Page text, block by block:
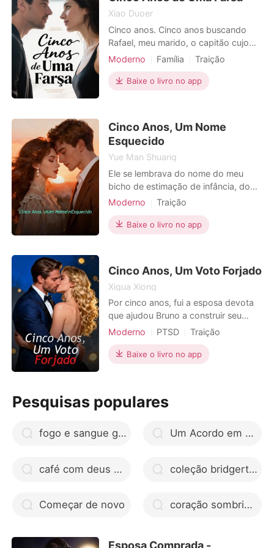
de seu notebook: "Você está convid
Xiao Duoer
Cinco anos. Cinco anos buscando
Rafael, meu marido, o capitão cujo
navio desapareceu no mar sem
último pedaço da minha família, e me
endividei até a alma por essa busca.
centavo por um envelope
Moderno Família
Traição
Vingança
Divórcio
Baixe o livro no app
Cinco Anos, Um Nome
Esquecido
Yue Man Shuang
Ele se lembrava do nome do meu
bicho de estimação de infância, do
nosso primeiro encontro e da minha
anos, Breno não conseguiu se
lembrar que eu era alérgica a
quão pouco de mim realmente existi
Moderno
Traição
Triangulo amoroso
Crescimento pessoal
Baixe o livro no app
Cinco Anos, Um Voto Forjado
Xigua Xiong
Por cinco anos, fui a esposa devota
que ajudou Bruno a construir seu
império de tecnologia. Mas no
Cristal, retornou com uma lesão
fingida, ele entregou a ela o colar de
a uma tempestade torrencial.
Moderno PTSD
Traição
Triangulo amoroso
Crescimento do personagem
Baixe o livro no app
Pesquisas populares
fogo e sangue google drive Um Acordo em Nova York
café com deus pai epub coleção bridgerton livros em áudio gratuito
Começar de novo coração sombrio estefano pdf grátis